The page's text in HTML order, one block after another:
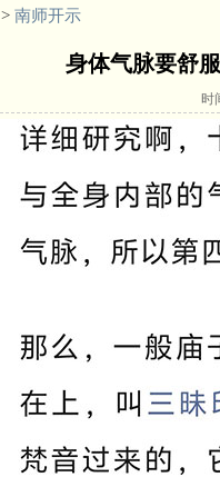
> 南师开示
身体气脉要舒
时